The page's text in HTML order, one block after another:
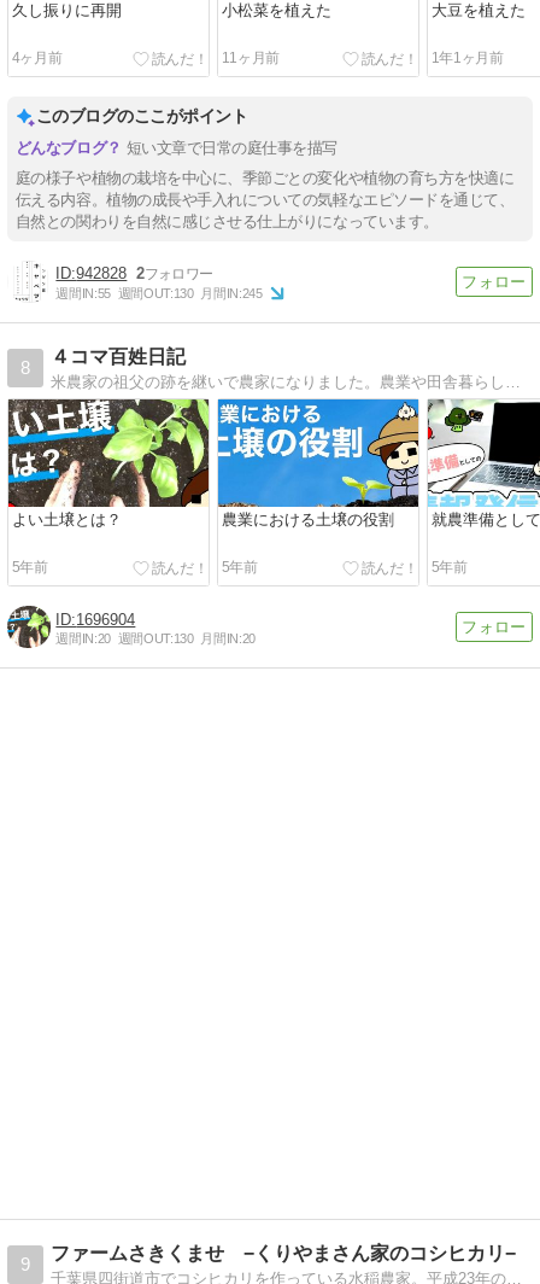
久し振りに再開
4ヶ月前
小松菜を植えた
11ヶ月前
大豆を植えた
1年1ヶ月前
このブログのここがポイント
短い文章で日常の庭仕事を描写
庭の様子や植物の栽培を中心に、季節ごとの変化や植物の育ち方を快適に
伝える内容。植物の成長や手入れについての気軽なエピソードを通じて、
自然との関わりを自然に感じさせる仕上がりになっています。
942828 2
週間IN:55 週間OUT:130 月間IN:245
8
４コマ百姓日記
米農家の祖父の跡を継いで農家になりました。農業や田舎暮らし、家族との生活の日々を４コマやイラストとともに発信しています。
よい土壌とは？
5年前
農業における土壌の役割
5年前
就農準備とし
5年前
1696904
週間IN:20 週間OUT:130 月間IN:20
9
ファームさきくませ −くりやまさん家のコシヒカリ−
千葉県四街道市でコシヒカリを作っている水稲農家。平成23年の就農開始から、まだまだ失敗だらけですが、日々感じたことなどを書いています。